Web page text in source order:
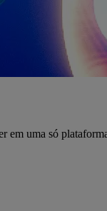
em uma só